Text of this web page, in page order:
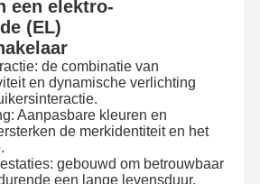
het douanemembraan
een elektro-
(EL)
de combinatie van
en dynamische verlichting
Aanpasbare kleuren en
de merkidentiteit en het
gebouwd om betrouwbaar
een lange levensduur,